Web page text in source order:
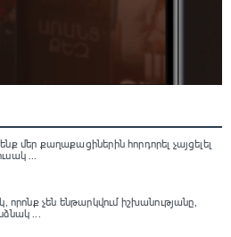
մեր քաղաքացիներին հորդորել չայցելել
...
որոնք չեն ենթարկվում իշխանությանը,
...